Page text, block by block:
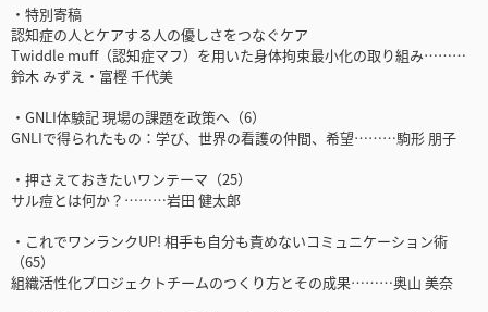
・特別寄稿
認知症の人とケアする人の優しさをつなぐケア
Twiddle muff（認知症マフ）を用いた身体拘束最小化の取り組み………
鈴木 みずえ・富樫 千代美
・GNLI体験記 現場の課題を政策へ（6）
GNLIで得られたもの：学び、世界の看護の仲間、希望………駒形 朋子
・押さえておきたいワンテーマ（25）
サル痘とは何か？………岩田 健太郎
・これでワンランクUP! 相手も自分も責めないコミュニケーション術
（65）
組織活性化プロジェクトチームのつくり方とその成果………奥山 美奈